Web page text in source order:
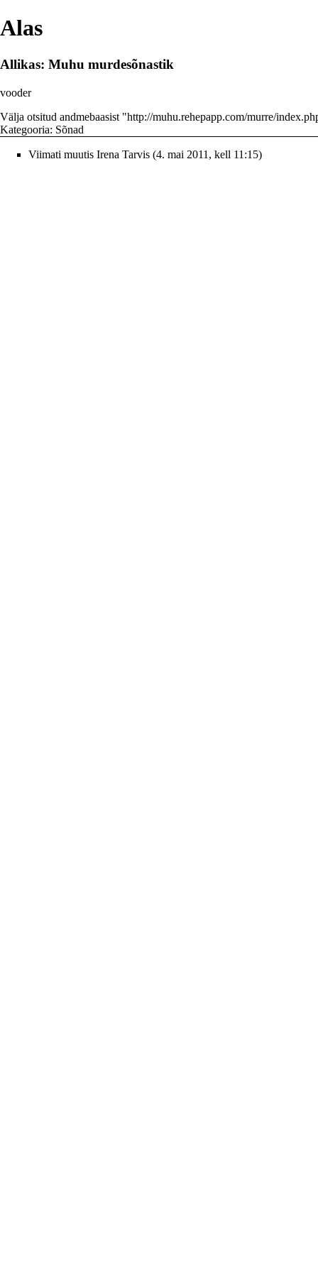
Alas
Allikas: Muhu murdesõnastik
vooder
Välja otsitud andmebaasist "http://muhu.rehepapp.com/murre/
Kategooria: Sõnad
Viimati muutis Irena Tarvis (4. mai 2011, kell 11:15)